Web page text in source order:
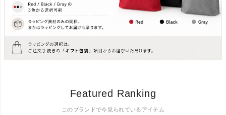
Featured Ranking
このブランドで今見られているアイテム